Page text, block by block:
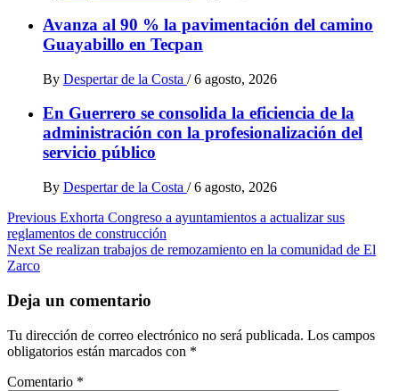
Avanza al 90 % la pavimentación del camino
Guayabillo en Tecpan
By Despertar de la Costa / 6 agosto, 2026
En Guerrero se consolida la eficiencia de la
administración con la profesionalización del
servicio público
By Despertar de la Costa / 6 agosto, 2026
Post
navigation
Previous Exhorta Congreso a ayuntamientos a actualizar sus
reglamentos de construcción
Next Se realizan trabajos de remozamiento en la comunidad de El
Zarco
Deja un comentario
Tu dirección de correo electrónico no será publicada. Los campos
obligatorios están marcados con *
Comentario *